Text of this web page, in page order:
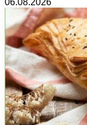
06.08.2026